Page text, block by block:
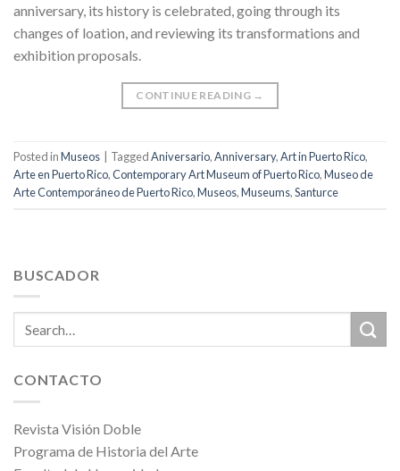
anniversary, its history is celebrated, going through its
changes of loation, and reviewing its transformations and
exhibition proposals.
CONTINUE READING →
Posted inMuseos TaggedAniversario,Anniversary,Art in Puerto Rico,
Arte en Puerto Rico,Contemporary Art Museum of Puerto Rico,Museo de
Arte Contemporáneo de Puerto Rico,Museos,Museums,Santurce
BUSCADOR
CONTACTO
Revista Visión Doble
Programa de Historia del Arte